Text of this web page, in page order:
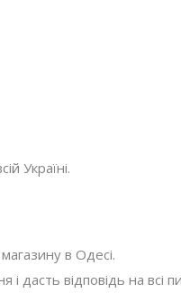
Україні.
в Одесі.
відповідь на всі